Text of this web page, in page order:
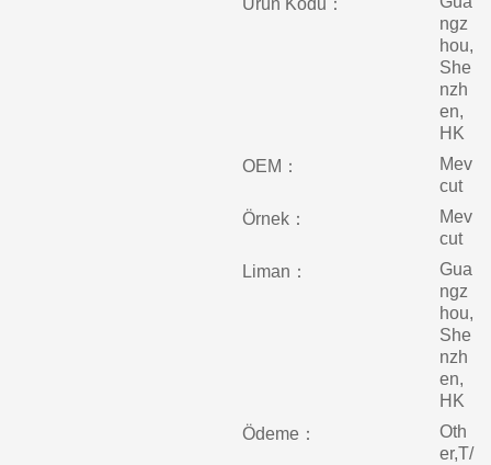
Ürün Kodu：
ngz
hou,
She
nzh
en,
HK
OEM：
Mev
cut
Örnek：
Mev
cut
Liman：
Gua
ngz
hou,
She
nzh
en,
HK
Ödeme：
Oth
er,T/